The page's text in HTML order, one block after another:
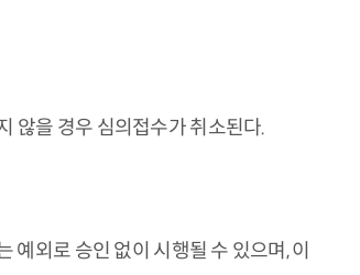
않을 경우 심의접수가 취소된다.
외로 승인 없이 시행될 수 있으며, 이